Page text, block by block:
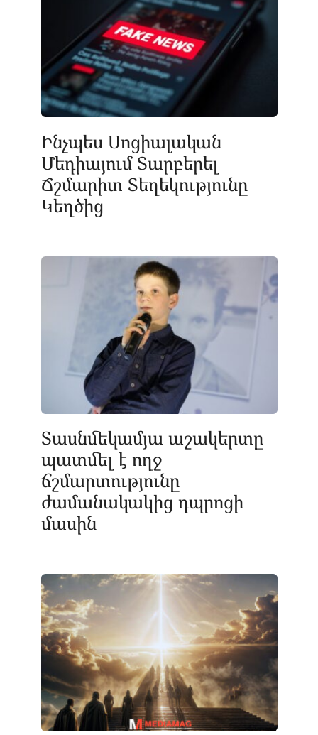
Ինչպես Սոցիալական
Մեդիայում Տարբերել
Ճշմարիտ Տեղեկությունը
Կեղծից
Տասնմեկամյա աշակերտը
պատմել է ողջ
ճշմարտությունը
ժամանակակից դպրոցի
մասին